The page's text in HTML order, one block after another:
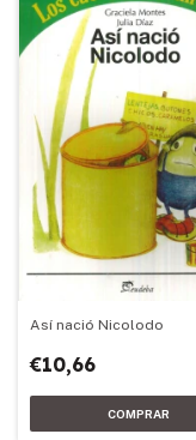
Así nació Nicolodo
€10,66